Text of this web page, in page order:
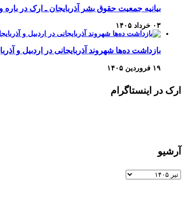
بیانیه جمعیت حقوق بشر آذربایجان ـ ارک در
۰۳ خرداد ۱۴۰۵
بازداشت ده‌ها شهروند آذربایجانی در اردبیل و
۱۹ فروردین ۱۴۰۵
ارک در اینستاگرام
آرشیو
آرشیو